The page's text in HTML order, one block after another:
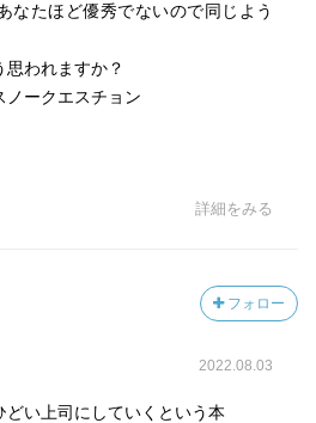
なたほど優秀でないので同じよう
われますか？
ークエスチョン
詳細をみる
フォロー
2022.08.03
どい上司にしていくという本